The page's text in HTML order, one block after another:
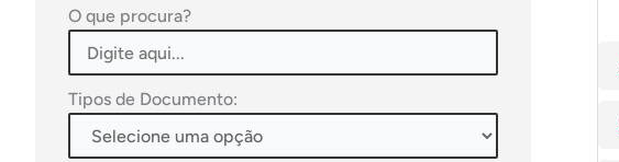
O que procura?
Tipos de Documento: